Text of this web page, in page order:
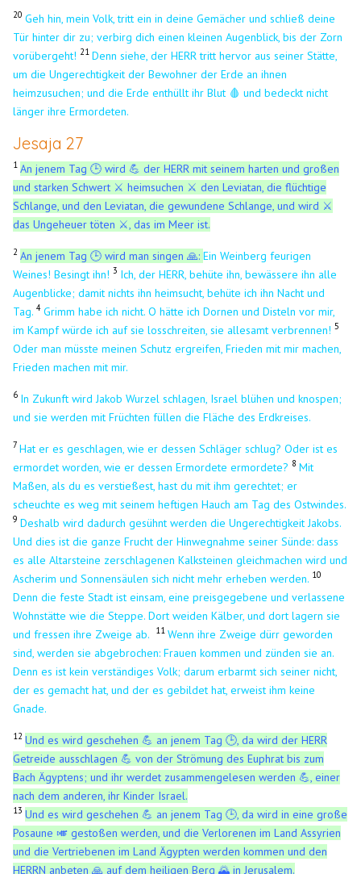
20 Geh hin, mein Volk, tritt ein in deine Gemächer und schließ deine
Tür hinter dir zu; verbirg dich einen kleinen Augenblick, bis der Zorn
vorübergeht! 21 Denn siehe, der HERR tritt hervor aus seiner Stätte,
um die Ungerechtigkeit der Bewohner der Erde an ihnen
heimzusuchen; und die Erde enthüllt ihr Blut 🩸 und bedeckt nicht
länger ihre Ermordeten.
Jesaja 27
1 An jenem Tag 🕒 wird 💪 der HERR mit seinem harten und großen
und starken Schwert ⚔️ heimsuchen ⚔️ den Leviatan, die flüchtige
Schlange, und den Leviatan, die gewundene Schlange, und wird ⚔️
das Ungeheuer töten ⚔️, das im Meer ist.
2 An jenem Tag 🕒 wird man singen 🙏:Ein Weinberg feurigen
Weines! Besingt ihn!3 Ich, der HERR, behüte ihn, bewässere ihn alle
Augenblicke; damit nichts ihn heimsucht, behüte ich ihn Nacht und
Tag.4 Grimm habe ich nicht. O hätte ich Dornen und Disteln vor mir,
im Kampf würde ich auf sie losschreiten, sie allesamt verbrennen!5
Oder man müsste meinen Schutz ergreifen, Frieden mit mir machen,
Frieden machen mit mir.
6 In Zukunft wird Jakob Wurzel schlagen, Israel blühen und knospen;
und sie werden mit Früchten füllen die Fläche des Erdkreises.
7 Hat er es geschlagen, wie er dessen Schläger schlug? Oder ist es
ermordet worden, wie er dessen Ermordete ermordete? 8 Mit
Maßen, als du es verstießest, hast du mit ihm gerechtet; er
scheuchte es weg mit seinem heftigen Hauch am Tag des Ostwindes.
9 Deshalb wird dadurch gesühnt werden die Ungerechtigkeit Jakobs.
Und dies ist die ganze Frucht der Hinwegnahme seiner Sünde: dass
es alle Altarsteine zerschlagenen Kalksteinen gleichmachen wird und
Ascherim und Sonnensäulen sich nicht mehr erheben werden. 10
Denn die feste Stadt ist einsam, eine preisgegebene und verlassene
Wohnstätte wie die Steppe. Dort weiden Kälber, und dort lagern sie
und fressen ihre Zweige ab.
11 Wenn ihre Zweige dürr geworden
sind, werden sie abgebrochen: Frauen kommen und zünden sie an.
Denn es ist kein verständiges Volk; darum erbarmt sich seiner nicht,
der es gemacht hat, und der es gebildet hat, erweist ihm keine
Gnade.
12 Und es wird geschehen 💪 an jenem Tag 🕒, da wird der HERR
Getreide ausschlagen 💪 von der Strömung des Euphrat bis zum
Bach Ägyptens; und ihr werdet zusammengelesen werden 💪, einer
nach dem anderen, ihr Kinder Israel.
13 Und es wird geschehen 💪 an jenem Tag 🕒, da wird in eine große
Posaune 🎺 gestoßen werden, und die Verlorenen im Land Assyrien
und die Vertriebenen im Land Ägypten werden kommen und den
HERRN anbeten 🙏 auf dem heiligen Berg 🌄 in Jerusalem.